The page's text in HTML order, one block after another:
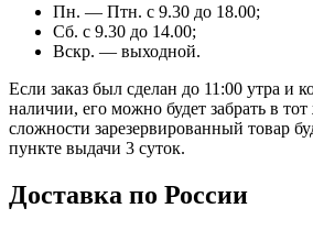
Пн. — Птн. с 9.30 до 18.00;
Сб. с 9.30 до 14.00;
Вскр. — выходной.
Если заказ был сделан до 11:00 утра и
наличии, его можно будет забрать в
сложности зарезервированный товар
пункте выдачи 3 суток.
Доставка по России